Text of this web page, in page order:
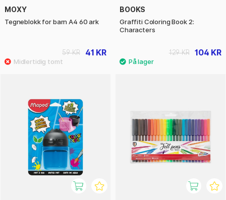
MOXY
Tegneblokk for barn A4 60 ark
41 KR
59 KR
BOOKS
Graffiti Coloring Book 2:
Characters
104 KR
129 KR